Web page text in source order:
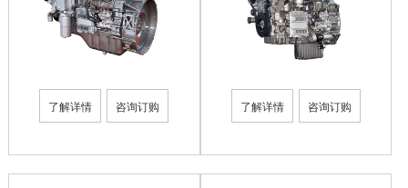
了解详情 咨询订购 了解详情 咨询订购